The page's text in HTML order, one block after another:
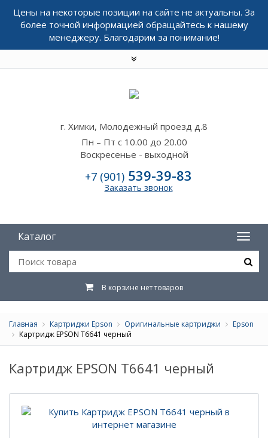
Цены на некоторые позиции на сайте не актуальны. За
более точной информацией обращайтесь к нашему
менеджеру. Благодарим за понимание!
г. Химки, Молодежный проезд д.8
Пн – Пт с 10.00 до 20.00
Воскресенье - выходной
+7 (901) 539-39-83
Заказать звонок
Каталог
В корзине нет товаров
Главная Картриджи Epson Оригинальные картриджи
Epson
Картридж EPSON T6641 черный
Картридж EPSON T6641 черный